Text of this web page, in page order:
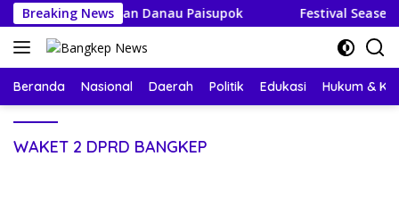
Langsung
ke
konten
Breaking News
Poganda dan Danau Paisupok Festival Seasea
Beranda Nasional Daerah Politik Edukasi Hukum &
WAKET 2 DPRD BANGKEP